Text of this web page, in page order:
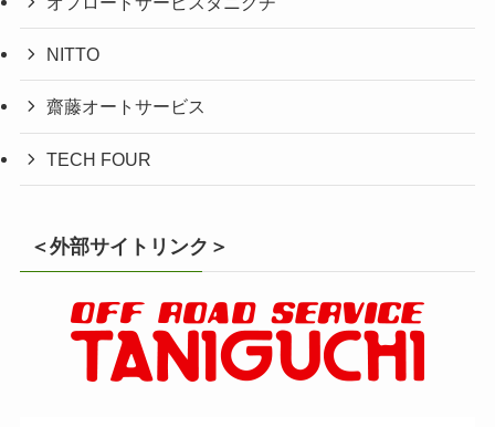
NITTO
齋藤オートサービス
TECH FOUR
＜外部サイトリンク＞